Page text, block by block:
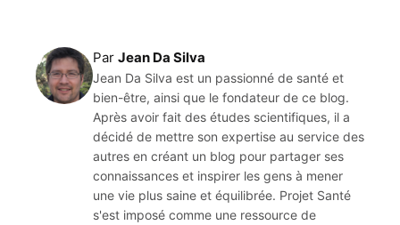
Par Jean Da Silva
Jean Da Silva est un passionné de santé et
bien-être, ainsi que le fondateur de ce blog.
Après avoir fait des études scientifiques, il a
décidé de mettre son expertise au service des
autres en créant un blog pour partager ses
connaissances et inspirer les gens à mener
une vie plus saine et équilibrée. Projet Santé
s'est imposé comme une ressource de